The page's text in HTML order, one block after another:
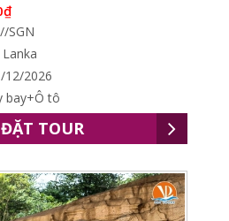
SGN
12/2026
bay+Ô tô
ĐẶT TOUR